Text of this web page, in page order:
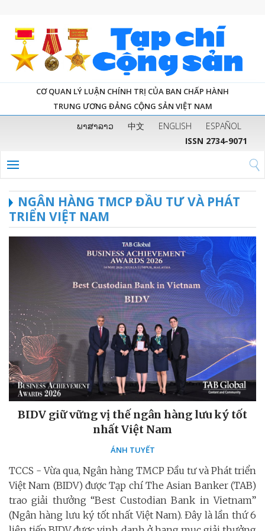
CƠ QUAN LÝ LUẬN CHÍNH TRỊ CỦA BAN CHẤP HÀNH
TRUNG ƯƠNG ĐẢNG CỘNG SẢN VIỆT NAM
ພາສາລາວ 中文 ENGLISH
ESPAÑOL
ISSN 2734-9071
NGÂN HÀNG TMCP ĐẦU TƯ VÀ PHÁT
TRIỂN VIỆT NAM
BIDV giữ vững vị thế ngân hàng lưu ký tốt
nhất Việt Nam
ÁNH TUYẾT
TCCS - Vừa qua, Ngân hàng TMCP Đầu tư và Phát triển
Việt Nam (BIDV) được Tạp chí The Asian Banker (TAB)
trao giải thưởng “Best Custodian Bank in Vietnam”
(Ngân hàng lưu ký tốt nhất Việt Nam). Đây là lần thứ 6